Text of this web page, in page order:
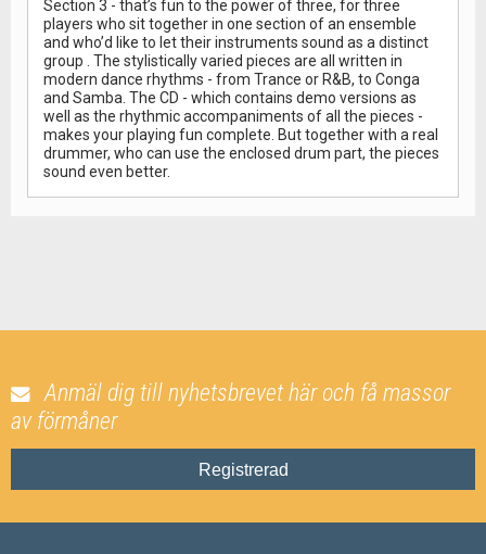
Section 3 - that’s fun to the power of three, for three
players who sit together in one section of an ensemble
and who’d like to let their instruments sound as a distinct
group . The stylistically varied pieces are all written in
modern dance rhythms - from Trance or R&B, to Conga
and Samba. The CD - which contains demo versions as
well as the rhythmic accompaniments of all the pieces -
makes your playing fun complete. But together with a real
drummer, who can use the enclosed drum part, the pieces
sound even better.
Anmäl dig till nyhetsbrevet här och få massor
av förmåner
Registrerad